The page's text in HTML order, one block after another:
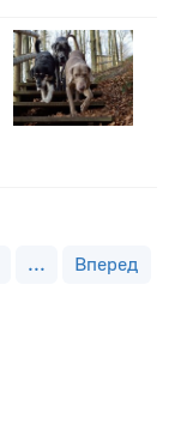
...
Вперед